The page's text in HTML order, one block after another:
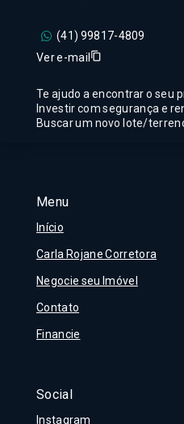
Menu
Início
Carla Rojane Corretora
Negocie seu Imóvel
Contato
Financie
Social
Instagram
(41) 99817-4809
Ver e-mail
Te ajudo a encontrar o seu
Investir com segurança e
Buscar um novo lote/